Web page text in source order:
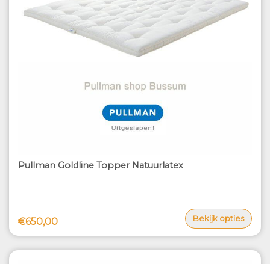
Pullman Goldline Topper Natuurlatex
€650,00 Bekijk opties